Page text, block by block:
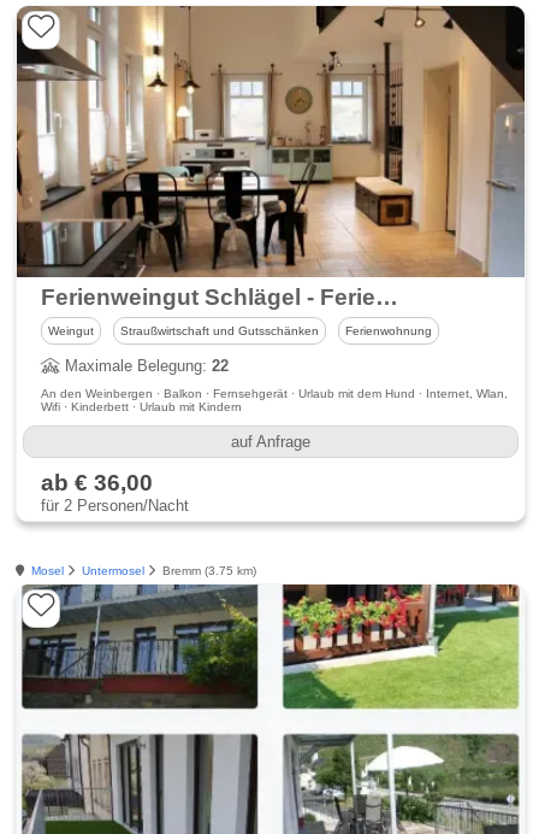
Ferienweingut Schlägel - Ferienwohnungen & Mosel-Urlaub
Weingut Straußwirtschaft und Gutsschänken Ferienwohnung
Maximale Belegung:22
An den Weinbergen · Balkon · Fernsehgerät · Urlaub mit dem Hund · Internet, Wlan,
Wifi · Kinderbett · Urlaub mit Kindern
auf Anfrage
ab € 36,00
für 2 Personen/Nacht
Mosel Untermosel Bremm (3.75 km)